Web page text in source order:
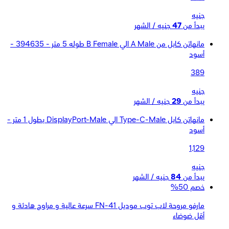
جنيه
يبدأ من 47 جنيه / الشهر
مانهاتن كابل من A Male الي B Female طوله 5 متر - 394635 -
أسود
389
جنيه
يبدأ من 29 جنيه / الشهر
مانهاتن كابل Type-C-Male الي DisplayPort-Male بطول 1 متر -
أسود
1,129
جنيه
يبدأ من 84 جنيه / الشهر
خصم 50%
مارفو مروحة لاب توب موديل FN-41 سرعة عالية و مراوح هادئة و
أقل ضوضاء